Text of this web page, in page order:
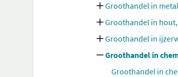
Groothandel in
Groothandel in
Groothandel in
Groothandel in
Groothandel in